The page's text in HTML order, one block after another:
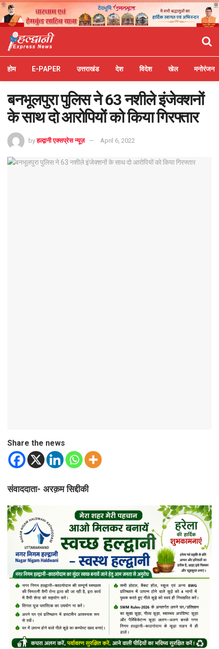
होम E-PAPER उत्तराखंड देश विदेश खेल मनोरंजन
बनभूलपुरा पुलिस ने 63 नशीले इंजेक्शनों
के साथ दो आरोपियों को किया गिरफ्तार
by हल्द्वानी एक्सप्रेस न्यूज़ April 6, 2022
Share the news
संवाददाता- अरक़म सिद्दीकी